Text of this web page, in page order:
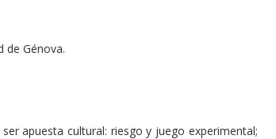
de Génova.
apuesta cultural: riesgo y juego experimental;